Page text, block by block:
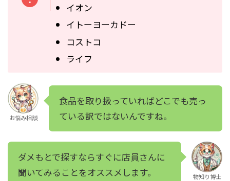
イオン
イトーヨーカドー
コストコ
ライフ
お悩み相談
食品を取り扱っていればどこでも売っ
ている訳ではないんですね。
ダメもとで探すならすぐに店員さんに
聞いてみることをオススメします。
物知り博士